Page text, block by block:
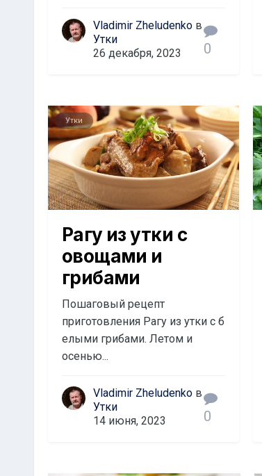
Vladimir Zheludenkoв
Утки
26 декабря, 2023
0
Утки
Рагу из утки с
овощами и
грибами
Пошаговый рецепт
приготовления Рагу из утки с б
елыми грибами. Летом и
осенью...
Vladimir Zheludenkoв
Утки
14 июня, 2023
0